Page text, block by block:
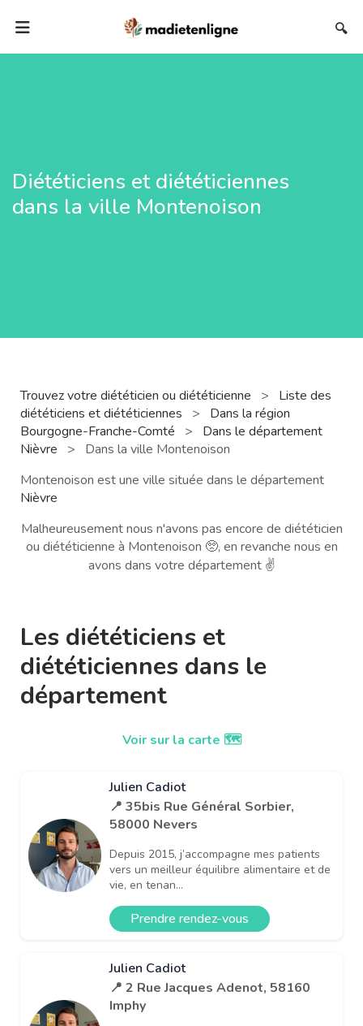
🔍
Diététiciens et diététiciennes
dans la ville Montenoison
Trouvez votre diététicien ou diététicienne >
Liste des
diététiciens et diététiciennes
>
Dans la région
Bourgogne-Franche-Comté
>
Dans le département
Nièvre
>
Dans la ville Montenoison
Montenoison est une ville située dans le département
Nièvre
Malheureusement nous n'avons pas encore de diététicien
ou diététicienne à Montenoison 🥺, en revanche nous en
avons dans votre département ✌️
Les diététiciens et
diététiciennes dans le
département
Voir sur la carte 🗺️
Julien Cadiot
📍 35bis Rue Général Sorbier,
58000 Nevers
Depuis 2015, j’accompagne mes patients
vers un meilleur équilibre alimentaire et de
vie, en tenan...
Prendre rendez-vous
Julien Cadiot
📍 2 Rue Jacques Adenot, 58160
Imphy